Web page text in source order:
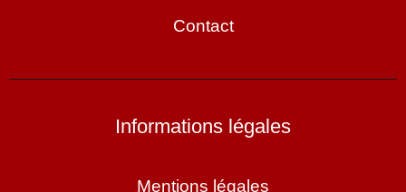
Contact
Informations légales
Mentions légales